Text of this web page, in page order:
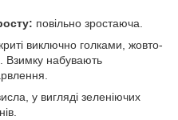
повільно зростаюча.
виключно голками, жовто-
Взимку набувають
у вигляді зеленіючих